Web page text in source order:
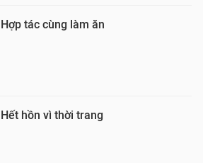
Hợp tác cùng làm ăn
Hết hồn vì thời trang